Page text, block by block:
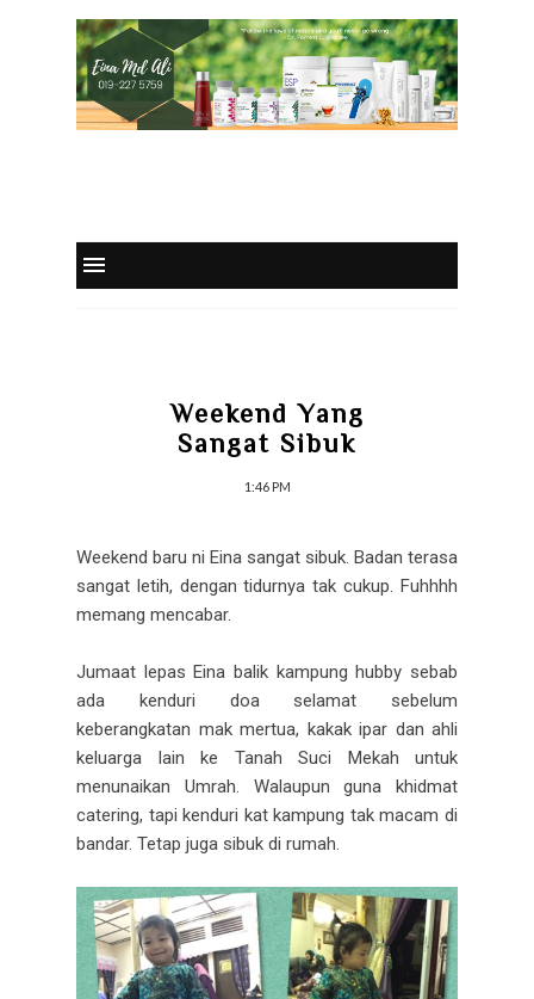
Weekend Yang
Sangat Sibuk
1:46 PM
Weekend baru ni Eina sangat sibuk. Badan terasa
sangat letih, dengan tidurnya tak cukup. Fuhhhh
memang mencabar.
Jumaat lepas Eina balik kampung hubby sebab
ada kenduri doa selamat sebelum
keberangkatan mak mertua, kakak ipar dan ahli
keluarga lain ke Tanah Suci Mekah untuk
menunaikan Umrah. Walaupun guna khidmat
catering, tapi kenduri kat kampung tak macam di
bandar. Tetap juga sibuk di rumah.